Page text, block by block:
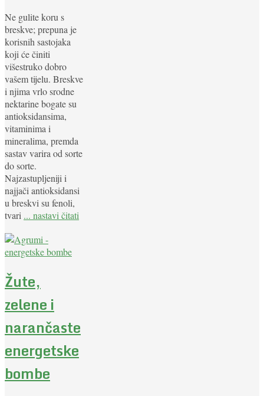
Ne gulite koru s
breskve; prepuna je
korisnih sastojaka
koji će činiti
višestruko dobro
vašem tijelu. Breskve
i njima vrlo srodne
nektarine bogate su
antioksidansima,
vitaminima i
mineralima, premda
sastav varira od sorte
do sorte.
Najzastupljeniji i
najjači antioksidansi
u breskvi su fenoli,
tvari ... nastavi čitati
Žute,
zelene i
narančaste
energetske
bombe